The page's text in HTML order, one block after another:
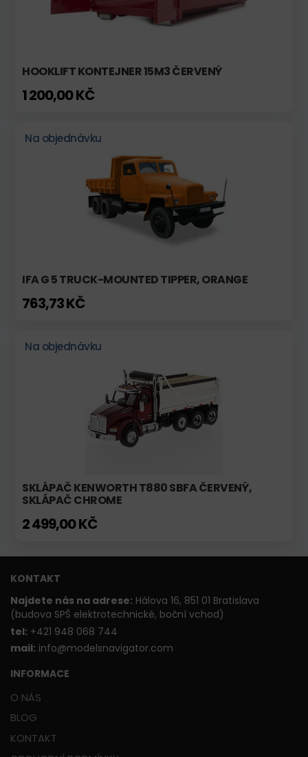
HOOKLIFT KONTEJNER 15M3 ČERVENÝ
1 200,00 KČ
Na objednávku
IFA G 5 TRUCK-MOUNTED TIPPER, ORANGE
763,73 KČ
Na objednávku
SKLÁPAČ KENWORTH T880 SBFA ČERVENÝ,
SKLÁPAČ CHROME
2 499,00 KČ
KONTAKT
Najdete nás na adrese: Hálova 16, 851 01 Bratislava
(budova SPŠ elektrotechnické, boční vchod)
tel: +421 948 068 744
mail: info@modelsnavigator.com
INFORMACE
O NÁS
BLOG
KONTAKT